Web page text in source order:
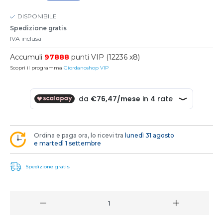
DISPONIBILE
Spedizione gratis
IVA inclusa
Accumuli 97888 punti VIP (12236 x8)
Scopri il programma Giordanoshop VIP
Ordina e paga ora, lo ricevi tra lunedì 31 agosto
e martedì 1 settembre
Spedizione gratis